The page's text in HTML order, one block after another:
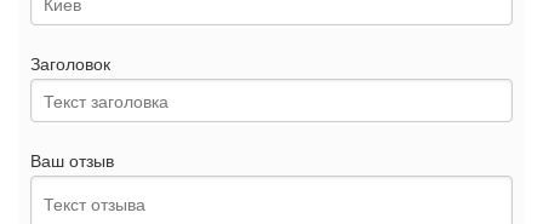
Заголовок
Ваш отзыв